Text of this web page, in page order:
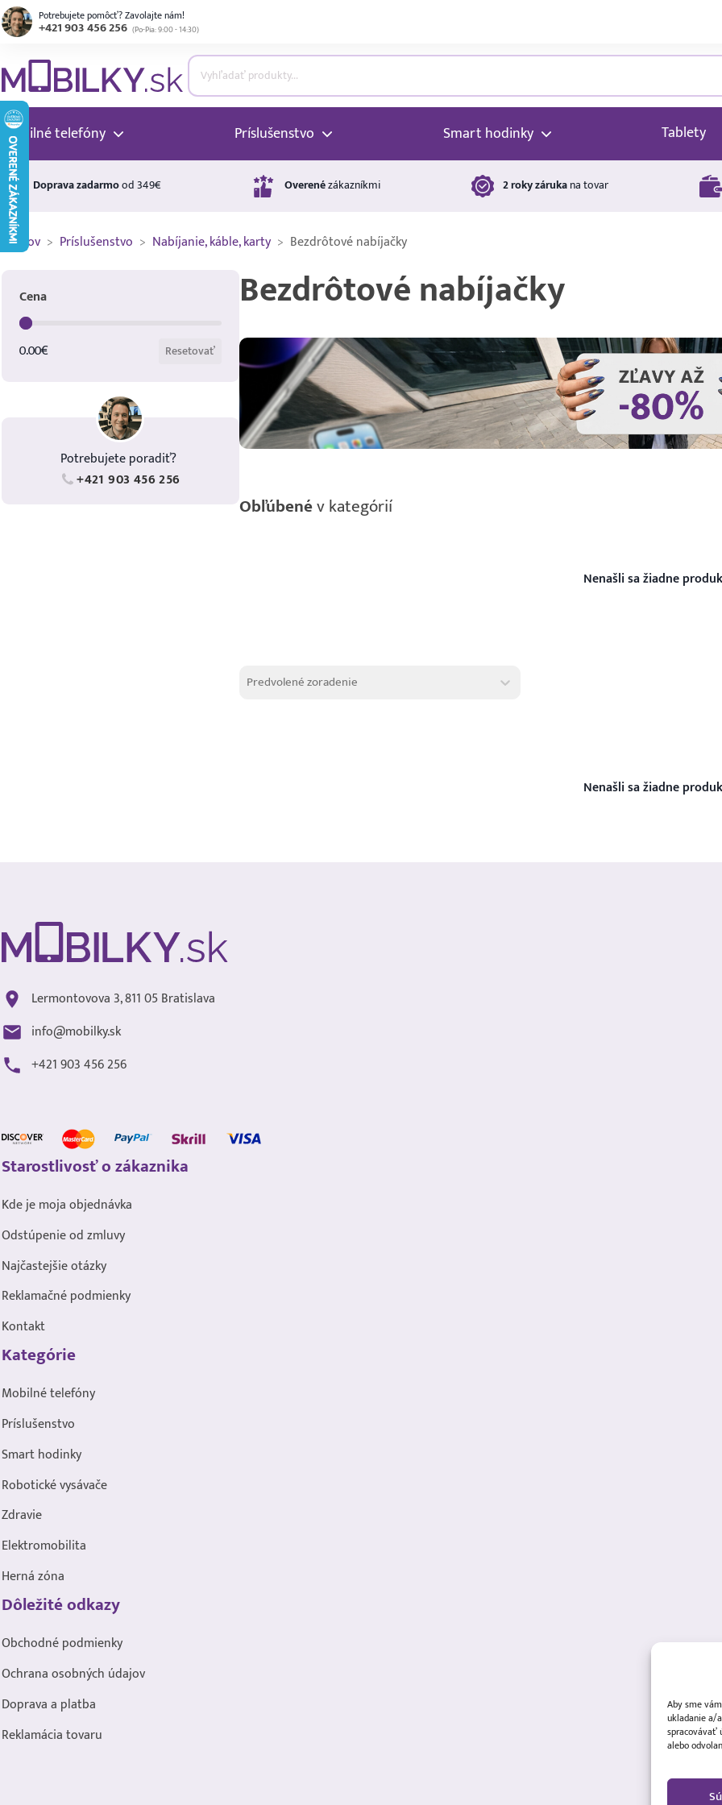
Aby sme
ukladanie a/
spracovávať
alebo
Potrebujete pomôcť? Zavolajte nám!
+421 903 456 256 (Po-Pia: 9:00 - 14:30)
Mobilné telefóny Príslušenstvo Smart hodinky Tablety
Doprava zadarmood 349€ Overenézákazníkmi 2 roky zárukana tovar
Domov > Príslušenstvo > Nabíjanie, káble, karty > Bezdrôtové nabíjačky
Cena
Cena
0.00€
Resetovať
Potrebujete poradiť?
+421 903 456 256
Bezdrôtové nabíjačky
Obľúbenév kategórií
Nenašli sa žiadne
Zoradenie produktov
Sort content
Sort content
Nenašli sa žiadne
Lermontovova 3, 811 05 Bratislava
info@mobilky.sk
+421 903 456 256
Starostlivosť o zákaznika
Kde je moja objednávka
Odstúpenie od zmluvy
Najčastejšie otázky
Reklamačné podmienky
Kontakt
Kategórie
Mobilné telefóny
Príslušenstvo
Smart hodinky
Robotické vysávače
Zdravie
Elektromobilita
Herná zóna
Dôležité odkazy
Obchodné podmienky
Ochrana osobných údajov
Doprava a platba
Reklamácia tovaru